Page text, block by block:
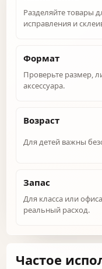
Разделяйте товары
исправления и
Формат
Проверьте размер,
аксессуара.
Возраст
Для детей важны
Запас
Для класса или
реальный расход.
Частое